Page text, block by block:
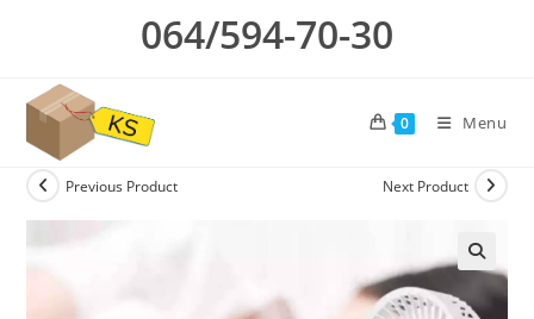
064/594-70-30
0 Menu
Previous Product Next Product